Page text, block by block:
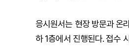
응시원서는 현장 방문과 온
하 1층에서 진행된다. 접수